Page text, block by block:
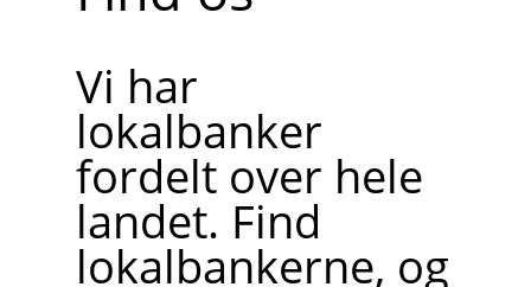
Vi har
lokalbanker
fordelt over hele
landet. Find
lokalbankerne, og